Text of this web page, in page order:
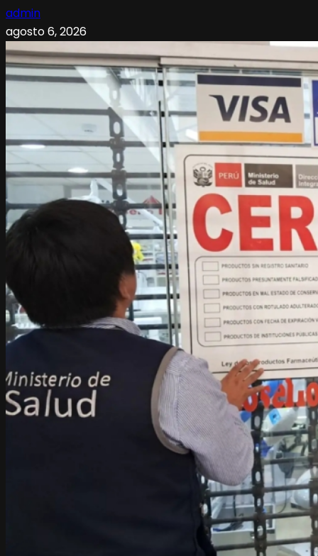
admin
agosto 6, 2026